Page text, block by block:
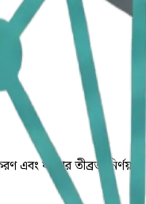
এবং ঘটনার তীব্রতা নির্ণয়